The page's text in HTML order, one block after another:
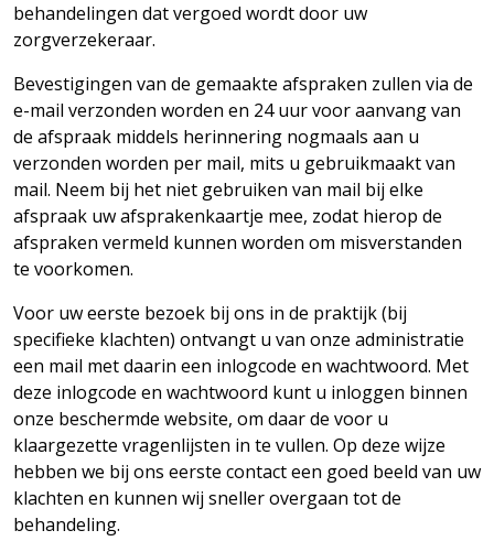
behandelingen dat vergoed wordt door uw
zorgverzekeraar.
Bevestigingen van de gemaakte afspraken zullen via de
e-mail verzonden worden en 24 uur voor aanvang van
de afspraak middels herinnering nogmaals aan u
verzonden worden per mail, mits u gebruikmaakt van
mail. Neem bij het niet gebruiken van mail bij elke
afspraak uw afsprakenkaartje mee, zodat hierop de
afspraken vermeld kunnen worden om misverstanden
te voorkomen.
Voor uw eerste bezoek bij ons in de praktijk (bij
specifieke klachten) ontvangt u van onze administratie
een mail met daarin een inlogcode en wachtwoord. Met
deze inlogcode en wachtwoord kunt u inloggen binnen
onze beschermde website, om daar de voor u
klaargezette vragenlijsten in te vullen. Op deze wijze
hebben we bij ons eerste contact een goed beeld van uw
klachten en kunnen wij sneller overgaan tot de
behandeling.